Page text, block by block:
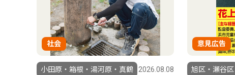
社会
小田原・箱根・湯河原・真鶴 2026.08.08
意見広告
旭区・瀬谷区